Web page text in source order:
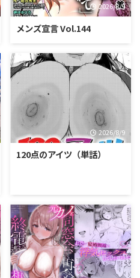
2026/8/9
メンズ宣言 Vol.144
2026/8/9
120点のアイツ（単話）